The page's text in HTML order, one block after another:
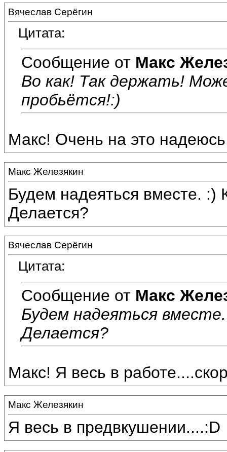
Вячеслав Серёгин
Цитата:
Сообщение от Макс
Во как! Так держать!
пробьётся!:)
Макс! Очень на это
Макс Железякин
Будем надеяться вместе. :)
Делается?
Вячеслав Серёгин
Цитата:
Сообщение от Макс
Будем надеяться
Делается?
Макс! Я весь в
Макс Железякин
Я весь в предвкушении....:D